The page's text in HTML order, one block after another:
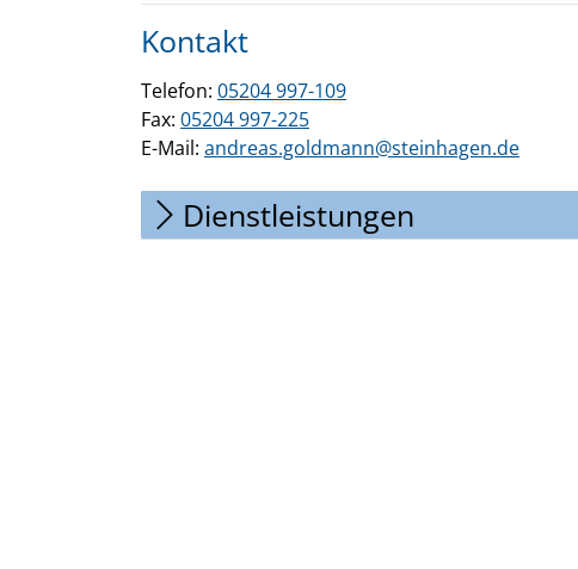
Kontakt
Telefon: 05204 997-109
Fax: 05204 997-225
E-Mail: andreas.goldmann@steinhagen.de
Dienstleistungen